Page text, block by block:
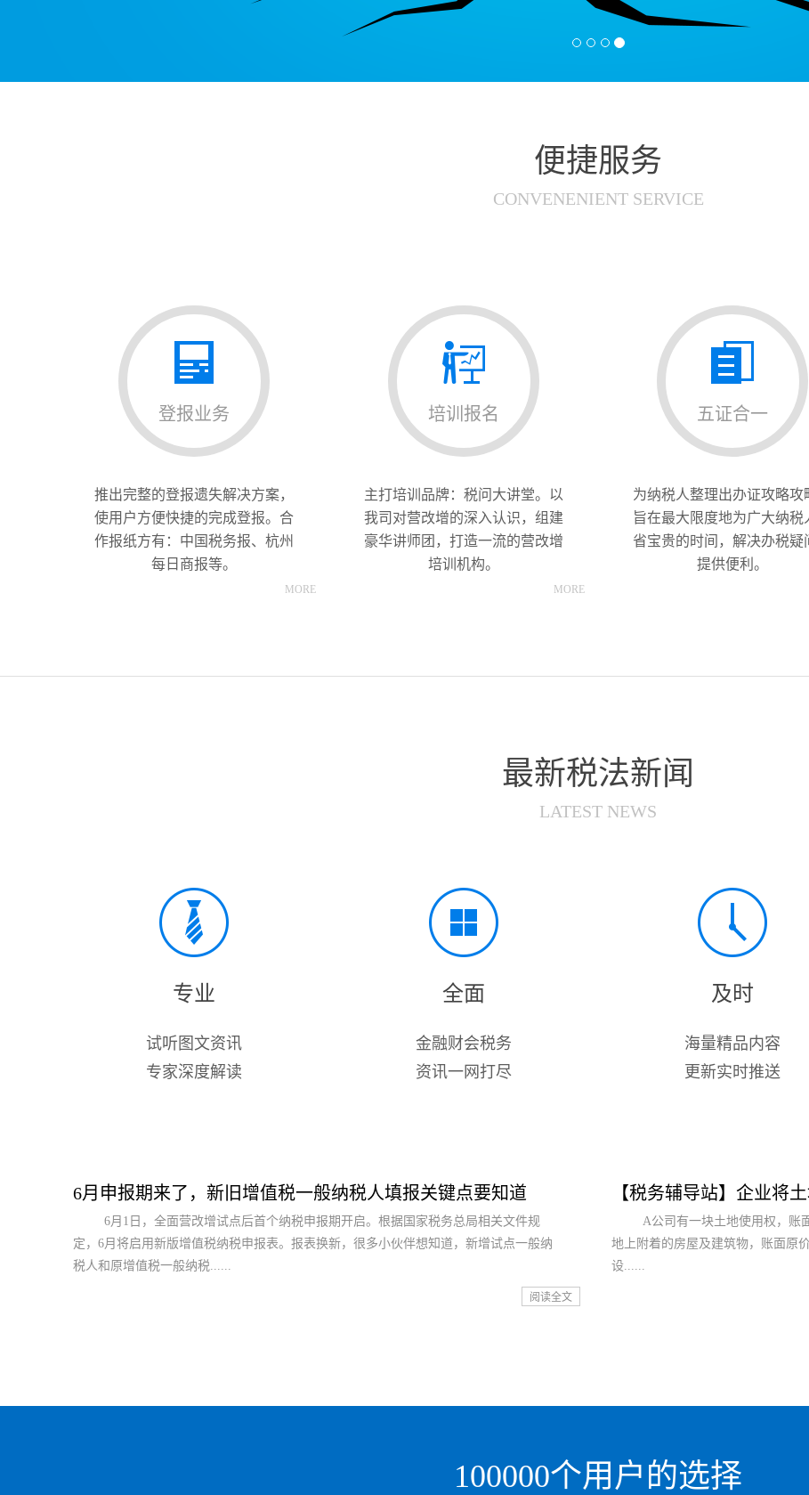
便捷服务
CONVENENIENT SERVICE
登报业务
推出完整的登报遗失解决方案，
使用户方便快捷的完成登报。合
作报纸方有：中国税务报、杭州
每日商报等。
MORE
培训报名
主打培训品牌：税问大讲堂。以
我司对营改增的深入认识，组建
豪华讲师团，打造一流的营改增
培训机构。
MORE
五证合一
为纳税人整理出办证攻略攻
旨在最大限度地为广大纳税
省宝贵的时间，解决办税疑
提供便利。
最新税法新闻
LATEST NEWS
专业
试听图文资讯
专家深度解读
全面
金融财会税务
资讯一网打尽
及时
海量精品内容
更新实时推送
6月申报期来了，新旧增值税一般纳税人填报关键点要知道
6月1日，全面营改增试点后首个纳税申报期开启。根据国家税务总局相关文件规
定，6月将启用新版增值税纳税申报表。报表换新，很多小伙伴想知道，新增试点一般纳
税人和原增值税一般纳税......
阅读全文
【税务辅导站】企业将
A公司有一块土地使用权，账
地上附着的房屋及建筑物，账面原
设......
100000个用户的选择